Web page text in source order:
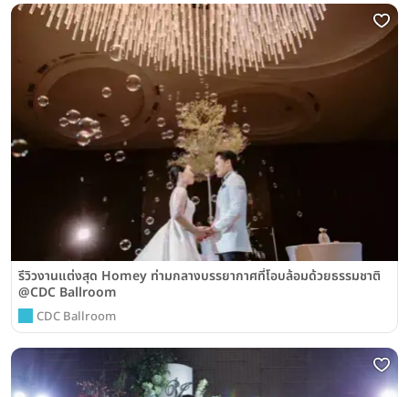
รีวิวงานแต่งสุด Homey ท่ามกลางบรรยากาศที่โอบล้อมด้วยธรรมชาติ
@CDC Ballroom
CDC Ballroom